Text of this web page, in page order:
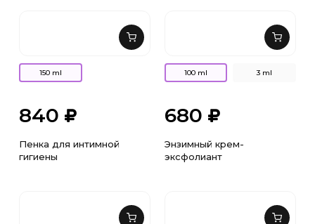
150 ml
840
Пенка для интимной
гигиены
100 ml 3 ml
680
Энзимный крем-
эксфолиант